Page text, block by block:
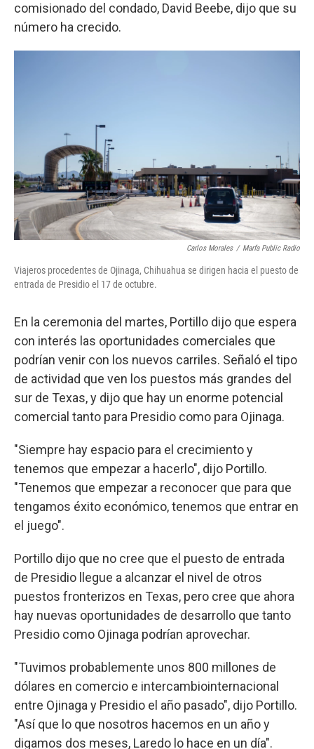
comisionado del condado, David Beebe, dijo que su
número ha crecido.
Carlos Morales / Marfa Public Radio
Viajeros procedentes de Ojinaga, Chihuahua se dirigen hacia el puesto de
entrada de Presidio el 17 de octubre.
En la ceremonia del martes, Portillo dijo que espera
con interés las oportunidades comerciales que
podrían venir con los nuevos carriles. Señaló el tipo
de actividad que ven los puestos más grandes del
sur de Texas, y dijo que hay un enorme potencial
comercial tanto para Presidio como para Ojinaga.
"Siempre hay espacio para el crecimiento y
tenemos que empezar a hacerlo", dijo Portillo.
"Tenemos que empezar a reconocer que para que
tengamos éxito económico, tenemos que entrar en
el juego".
Portillo dijo que no cree que el puesto de entrada
de Presidio llegue a alcanzar el nivel de otros
puestos fronterizos en Texas, pero cree que ahora
hay nuevas oportunidades de desarrollo que tanto
Presidio como Ojinaga podrían aprovechar.
"Tuvimos probablemente unos 800 millones de
dólares en comercio e intercambiointernacional
entre Ojinaga y Presidio el año pasado", dijo Portillo.
"Así que lo que nosotros hacemos en un año y
digamos dos meses, Laredo lo hace en un día".